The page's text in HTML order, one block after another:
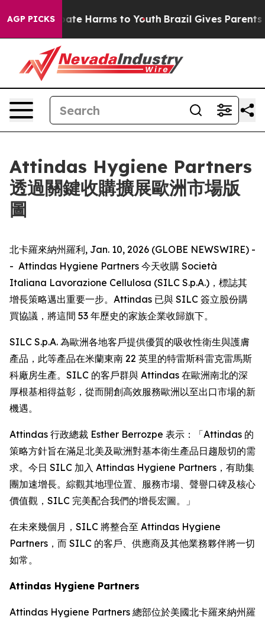
AGP PICKS
to Abate Harms to Youth Brazil Gives Parents
Attindas Hygiene Partners
透過關鍵收購擴展歐洲市場版
圖
北卡羅來納州羅利, Jan. 10, 2026 (GLOBE NEWSWIRE) -
- Attindas Hygiene Partners 今天收購 Società
Italiana Lavorazione Cellulosa (SILC S.p.A.)，標誌其
增長策略邁出重要一步。Attindas 已與 SILC 簽立股份購
買協議，將這間 53 年歷史的家族企業收歸旗下。
SILC S.p.A. 為歐洲各地客戶提供優質的吸收性衛生與護膚
產品，此等產品在米蘭東南 22 英里的特雷斯科雷克雷馬斯
科廠房生產。SILC 的客戶群與 Attindas 在歐洲南北的深
厚根基相得益彰，從而開創高效服務歐洲以至出口市場的新
機遇。
Attindas 行政總裁 Esther Berrozpe 表示：「Attindas 的
策略方針旨在滿足北美及歐洲對基本衛生產品日趨殷切的需
求。今日 SILC 加入 Attindas Hygiene Partners，有助集
團加速增長。綜觀其地理位置、服務市場、聲譽口碑及核心
價值觀，SILC 完美配合我們的增長宏圖。」
在未來幾個月，SILC 將整合至 Attindas Hygiene
Partners，而 SILC 的客戶、供應商及其他業務夥伴將一切
如常。
Attindas Hygiene Partners
Attindas Hygiene Partners 總部位於美國北卡羅來納州羅